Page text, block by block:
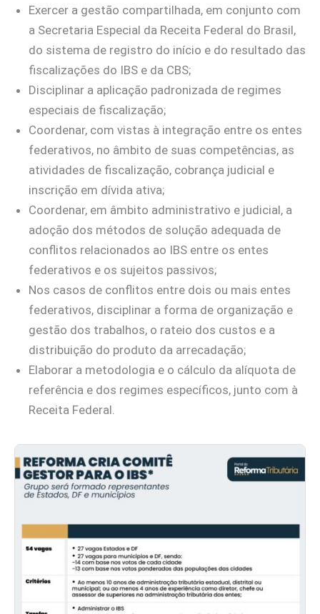
Exercer a gestão compartilhada, em conjunto com
a Secretaria Especial da Receita Federal do Brasil,
do sistema de registro do início e do resultado das
fiscalizações do IBS e da CBS;
Disciplinar a aplicação padronizada de regimes
especiais de fiscalização;
Coordenar, com vistas à integração entre os entes
federativos, no âmbito de suas competências, as
atividades de fiscalização, cobrança judicial e
inscrição em dívida ativa;
Coordenar, em âmbito administrativo e judicial, a
adoção dos métodos de solução adequada de
conflitos relacionados ao IBS entre os entes
federativos e os sujeitos passivos;
Nos casos de conflitos entre dois ou mais entes
federativos, disciplinar a forma de organização e
gestão dos trabalhos, o rateio dos custos e a
distribuição do produto da arrecadação;
Elaborar a metodologia e o cálculo da alíquota de
referência e dos regimes específicos, junto com à
Receita Federal.